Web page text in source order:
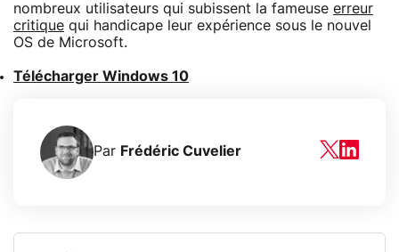
nombreux utilisateurs qui subissent la fameuse erreur
critique qui handicape leur expérience sous le nouvel
OS de Microsoft.
Télécharger Windows 10
Par Frédéric Cuvelier